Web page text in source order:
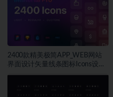
2400款精美极简APP_WEB网站
界面设计矢量线条图标Icons设计
Figma_Sketch_PNG格式素材